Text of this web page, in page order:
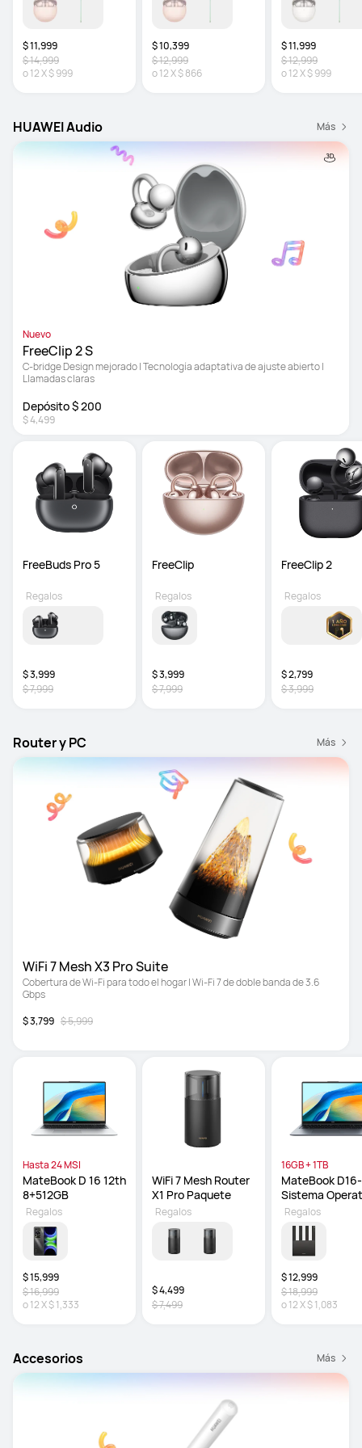
$ 11,999
$ 14,999
o12X$ 999
$ 10,399
$ 12,999
o12X$ 866
$ 11,999
$ 12,999
o12X$ 999
HUAWEI Audio Más
Nuevo
FreeClip 2 S
C-bridge Design mejorado | Tecnología adaptativa de ajuste abierto |
Llamadas claras
Depósito $ 200
$ 4,499
FreeBuds Pro 5
$ 3,999
$ 7,999
Regalos
FreeClip
$ 3,999
$ 7,999
Regalos
FreeClip 2
$ 2,799
$ 3,999
Regalos
Router y PC Más
WiFi 7 Mesh X3 Pro Suite
Cobertura de Wi-Fi para todo el hogar | Wi-Fi 7 de doble banda de 3.6
Gbps
$ 3,799 $ 5,999
Hasta 24 MSI
MateBook D 16 12th
8+512GB
$ 15,999
$ 16,999
o12X$ 1,333
Regalos
WiFi 7 Mesh Router
X1 Pro Paquete
$ 4,499
$ 7,499
Regalos
16GB + 1TB
MateBook
Sistema
$ 12,999
$ 18,999
o12X$ 1,083
Regalos
Accesorios Más